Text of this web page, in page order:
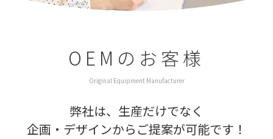
OEMのお客様
Original Equipment Manufacturer
弊社は、生産だけでなく
企画・デザインからご提案が可能です！